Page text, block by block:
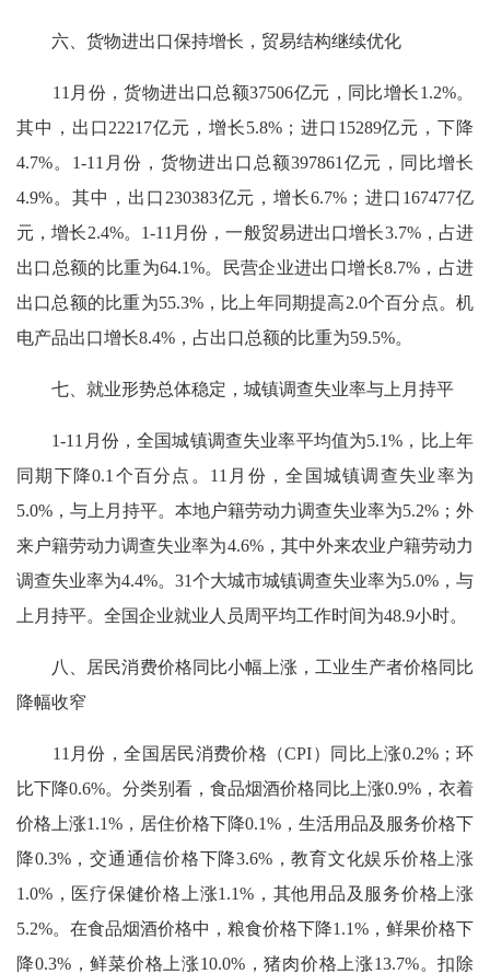
六、货物进出口保持增长，贸易结构继续优化
11月份，货物进出口总额37506亿元，同比增长1.2%。
其中，出口22217亿元，增长5.8%；进口15289亿元，下降
4.7%。1-11月份，货物进出口总额397861亿元，同比增长
4.9%。其中，出口230383亿元，增长6.7%；进口167477亿
元，增长2.4%。1-11月份，一般贸易进出口增长3.7%，占进
出口总额的比重为64.1%。民营企业进出口增长8.7%，占进
出口总额的比重为55.3%，比上年同期提高2.0个百分点。机
电产品出口增长8.4%，占出口总额的比重为59.5%。
七、就业形势总体稳定，城镇调查失业率与上月持平
1-11月份，全国城镇调查失业率平均值为5.1%，比上年
同期下降0.1个百分点。11月份，全国城镇调查失业率为
5.0%，与上月持平。本地户籍劳动力调查失业率为5.2%；外
来户籍劳动力调查失业率为4.6%，其中外来农业户籍劳动力
调查失业率为4.4%。31个大城市城镇调查失业率为5.0%，与
上月持平。全国企业就业人员周平均工作时间为48.9小时。
八、居民消费价格同比小幅上涨，工业生产者价格同比
降幅收窄
11月份，全国居民消费价格（CPI）同比上涨0.2%；环
比下降0.6%。分类别看，食品烟酒价格同比上涨0.9%，衣着
价格上涨1.1%，居住价格下降0.1%，生活用品及服务价格下
降0.3%，交通通信价格下降3.6%，教育文化娱乐价格上涨
1.0%，医疗保健价格上涨1.1%，其他用品及服务价格上涨
5.2%。在食品烟酒价格中，粮食价格下降1.1%，鲜果价格下
降0.3%，鲜菜价格上涨10.0%，猪肉价格上涨13.7%。扣除